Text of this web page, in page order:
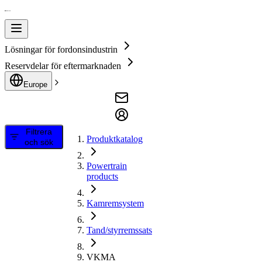
Lösningar för fordonsindustrin
Reservdelar för eftermarknaden
Europe
Filtrera
och sök
Produktkatalog
Powertrain
products
Kamremsystem
Tand/styrremssats
VKMA